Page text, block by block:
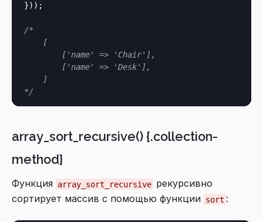
}));
/*
    [
        ['name' => 'Chair'],
        ['name' => 'Desk'],
    ]
*/
array_sort_recursive() {.collection-
method}
Функция array_sort_recursive рекурсивно
сортирует массив с помощью функции sort :